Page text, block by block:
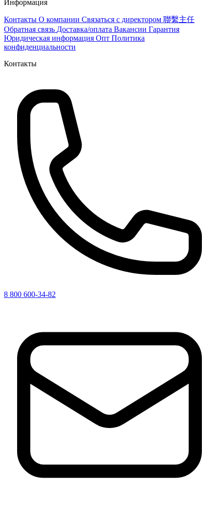
Информация
Контакты О компании Связаться с директором 聯繫主任
Обратная связь Доставка/оплата Вакансии Гарантия
Юридическая информация Опт Политика
конфиденциальности
Контакты
8 800 600-34-82